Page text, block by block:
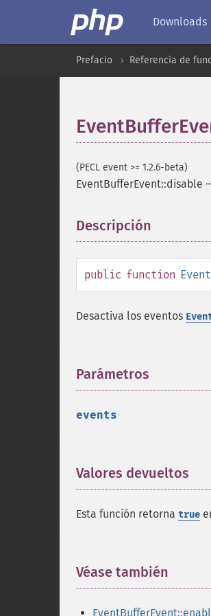
Downloads
Prefacio Referencia de
(PECL event >= 1.2.6-beta)
EventBufferEvent::disable
Descripción
public function
Desactiva los eventos
Parámetros
events
Valores devueltos
Esta función retorna true
Véase también